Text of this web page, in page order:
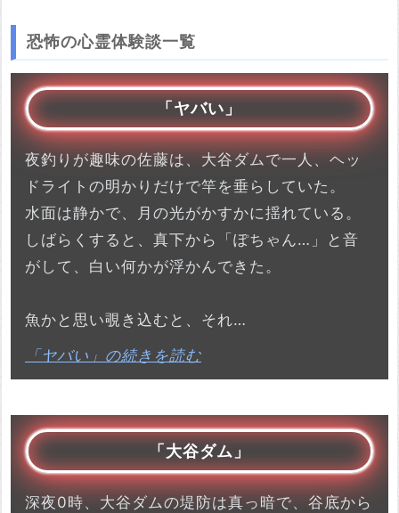
恐怖の心霊体験談一覧
「ヤバい」
夜釣りが趣味の佐藤は、大谷ダムで一人、ヘッ
ドライトの明かりだけで竿を垂らしていた。
水面は静かで、月の光がかすかに揺れている。
しばらくすると、真下から「ぽちゃん…」と音
がして、白い何かが浮かんできた。
魚かと思い覗き込むと、それ…
「ヤバい」の続きを読む
「大谷ダム」
深夜0時、大谷ダムの堤防は真っ暗で、谷底から